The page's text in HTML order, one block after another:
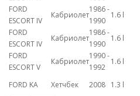
FORD
ESCORT IV
Кабриолет
1986 -
1990
1.6 l
FORD
ESCORT IV
Кабриолет
1986 -
1990
1.6 l
FORD
ESCORT V
Кабриолет
1990 -
1992
1.6 l
FORD KA Хетчбек 2008 1.3 l